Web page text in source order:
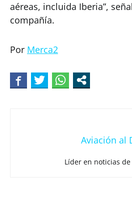
aéreas, incluida Iberia”,
compañía.
Por Merca2
Aviación al
Líder en noticias